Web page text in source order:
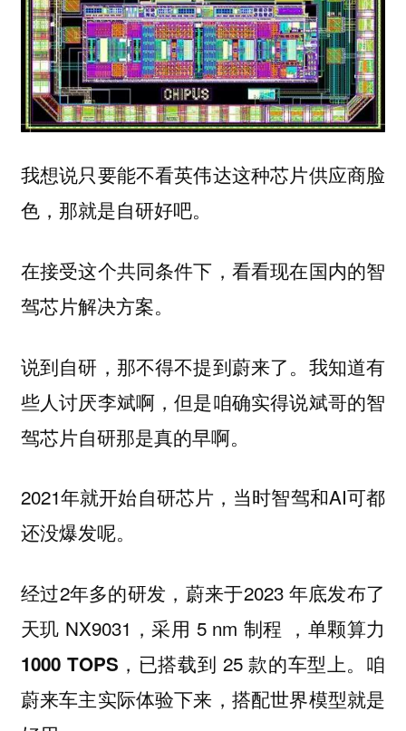
我想说只要能不看英伟达这种芯片供应商脸
色，那就是自研好吧。
在接受这个共同条件下，看看现在国内的智
驾芯片解决方案。
说到自研，那不得不提到蔚来了。我知道有
些人讨厌李斌啊，但是咱确实得说斌哥的智
驾芯片自研那是真的早啊。
2021年就开始自研芯片，当时智驾和AI可都
还没爆发呢。
经过2年多的研发，蔚来于2023 年底发布了
天玑 NX9031，采用 5 nm 制程 ， 单颗算力
1000 TOPS ，已搭载到 25 款的车型上。咱
蔚来车主实际体验下来，搭配世界模型就是